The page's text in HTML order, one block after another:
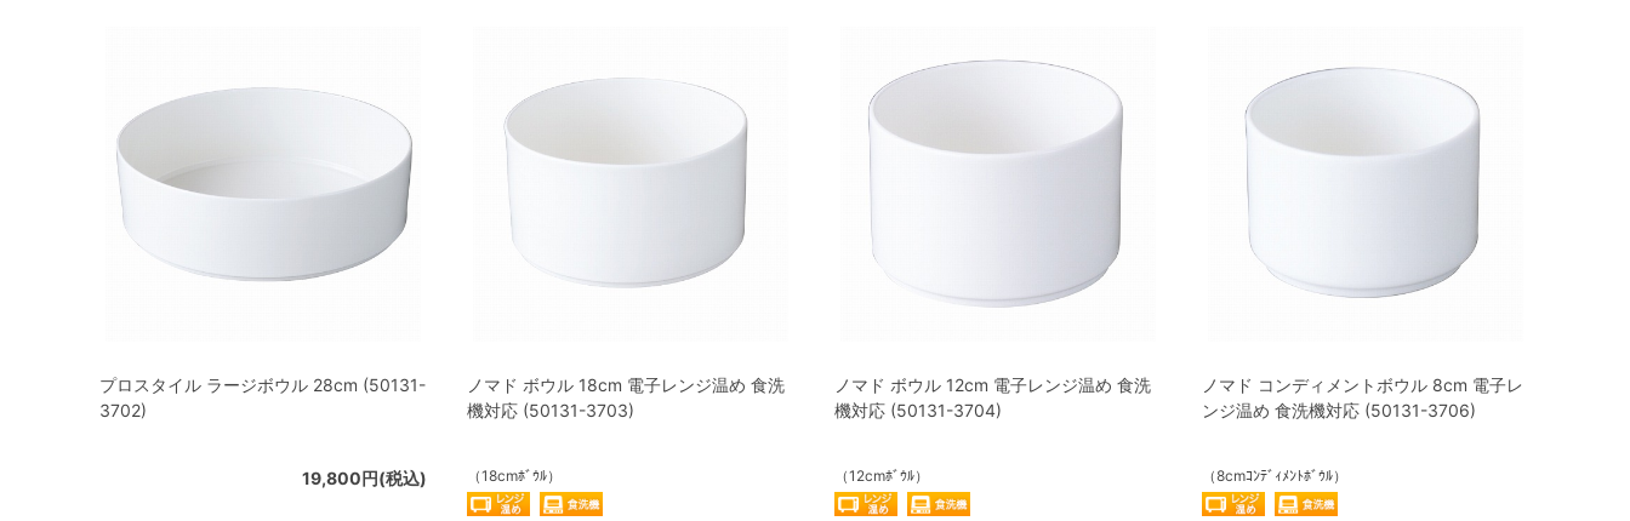
プロスタイル ラージボウル 28cm (50131-
3702)
19,800円(税込)
ノマド ボウル 18cm 電子レンジ温め 食洗
機対応 (50131-3703)
（18cmﾎﾞｳﾙ）
ノマド ボウル 12cm 電子レンジ温め 食洗
機対応 (50131-3704)
（12cmﾎﾞｳﾙ）
ノマド コンディメントボウル 8cm 電子レ
ンジ温め 食洗機対応 (50131-3706)
（8cmｺﾝﾃﾞｨﾒﾝﾄﾎﾞｳﾙ）